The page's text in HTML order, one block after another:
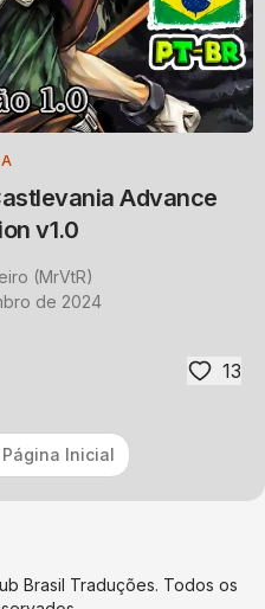
Advance
v1.0
(MrVtR)
de 2024
13
Inicial
Brasil Traduções. Todos os